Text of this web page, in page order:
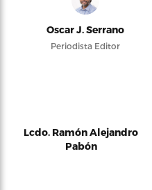
Oscar J. Serrano
Periodista Editor
Lcdo. Ramón Alejandro
Pabón